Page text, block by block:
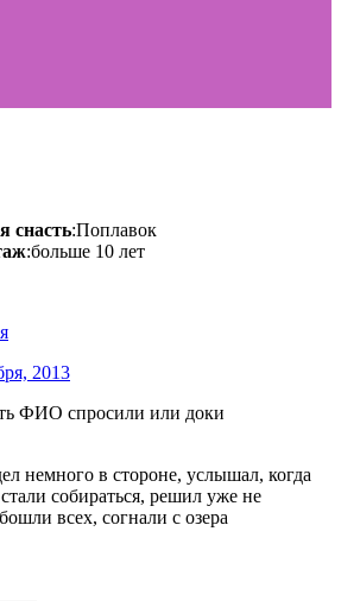
снасть:Поплавок
:больше 10 лет
2013
ФИО спросили или доки
немного в стороне, услышал, когда
собираться, решил уже не
всех, согнали с озера